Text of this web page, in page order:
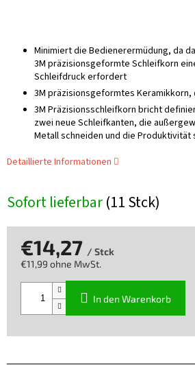
Sofort lieferbar(11 Stck)
Minimiert die Bedienerermüdung, da
3M präzisionsgeformte Schleifkorn
Schleifdruck erfordert
3M präzisionsgeformtes
3M Präzisionsschleifkorn bricht
zwei neue Schleifkanten, die
Metall schneiden und die Produktivität
Detaillierte Informationen
€14,27 / Stck
€11,99 ohne MwSt.
In den Warenkorb